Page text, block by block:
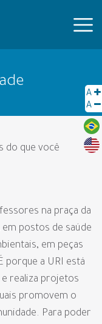
A
A
do que você
na praça da
postos de saúde
em peças
porque a URI está
e realiza projetos
promovem o
Para poder